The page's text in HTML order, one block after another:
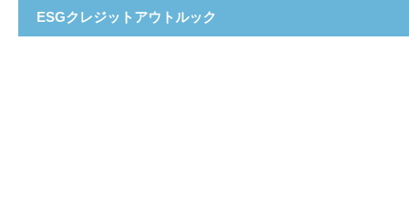
ESGクレジットアウトルック